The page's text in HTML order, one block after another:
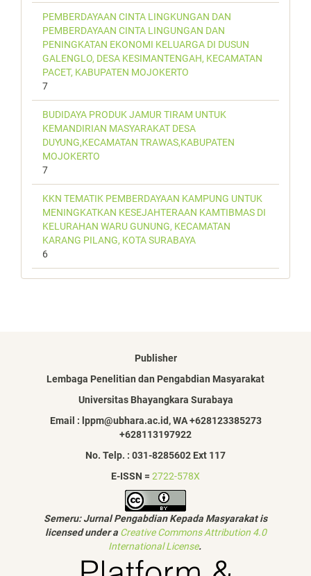
PEMBERDAYAAN CINTA LINGKUNGAN DAN
PEMBERDAYAAN CINTA LINGUNGAN DAN
PENINGKATAN EKONOMI KELUARGA DI DUSUN
GALENGLO, DESA KESIMANTENGAH, KECAMATAN
PACET, KABUPATEN MOJOKERTO
7
BUDIDAYA PRODUK JAMUR TIRAM UNTUK
KEMANDIRIAN MASYARAKAT DESA
DUYUNG,KECAMATAN TRAWAS,KABUPATEN
MOJOKERTO
7
KKN TEMATIK PEMBERDAYAAN KAMPUNG UNTUK
MENINGKATKAN KESEJAHTERAAN KAMTIBMAS DI
KELURAHAN WARU GUNUNG, KECAMATAN
KARANG PILANG, KOTA SURABAYA
6
Publisher
Lembaga Penelitian dan Pengabdian Masyarakat
Universitas Bhayangkara Surabaya
Email : lppm@ubhara.ac.id, WA +628123385273
+628113197922
No. Telp. : 031-8285602 Ext 117
E-ISSN = 2722-578X
Semeru: Jurnal Pengabdian Kepada Masyarakat is
licensed under a Creative Commons Attribution 4.0
International License.